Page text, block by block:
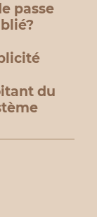
passe
du